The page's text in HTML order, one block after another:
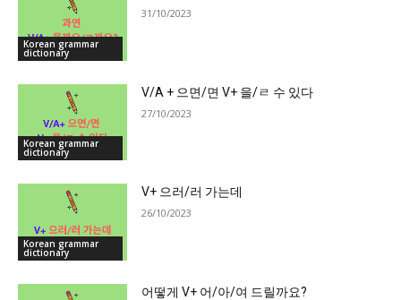
Korean grammar
dictionary
31/10/2023
Korean grammar
dictionary
V/A + 으면/면 V+ 을/ㄹ 수 있다
27/10/2023
Korean grammar
dictionary
V+ 으러/러 가는데
26/10/2023
어떻게 V+ 어/아/여 드릴까요?